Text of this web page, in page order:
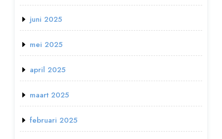
juni 2025
mei 2025
april 2025
maart 2025
februari 2025